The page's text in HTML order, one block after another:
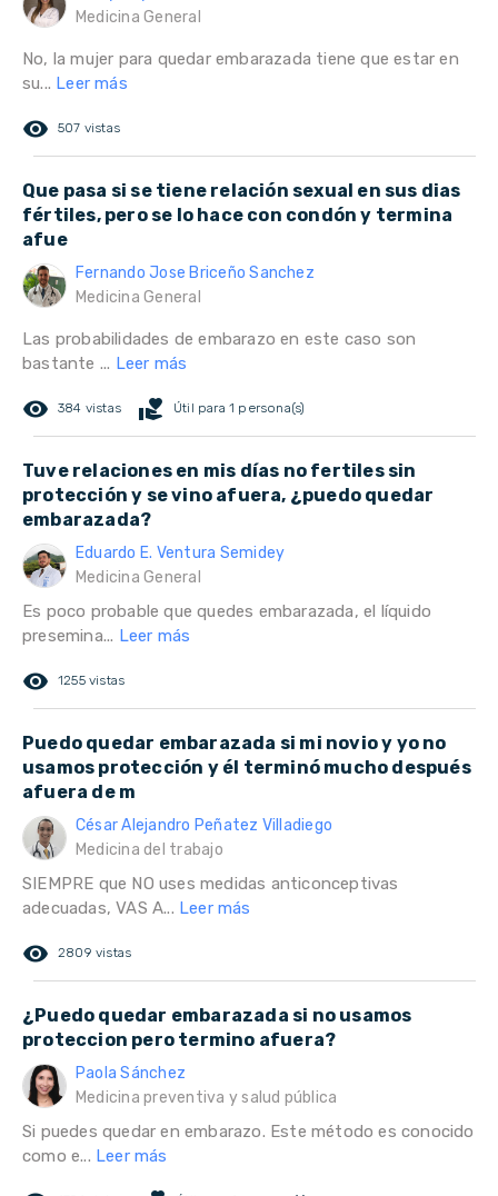
Medicina General
No, la mujer para quedar embarazada tiene que estar en
su... Leer más
remove_red_eye 507 vistas
Que pasa si se tiene relación sexual en sus dias
fértiles, pero se lo hace con condón y termina
afue
Fernando Jose Briceño Sanchez
Medicina General
Las probabilidades de embarazo en este caso son
bastante ... Leer más
remove_red_eye 384 vistas volunteer_activism Útil para 1 persona(s)
Tuve relaciones en mis días no fertiles sin
protección y se vino afuera, ¿puedo quedar
embarazada?
Eduardo E. Ventura Semidey
Medicina General
Es poco probable que quedes embarazada, el líquido
presemina... Leer más
remove_red_eye 1255 vistas
Puedo quedar embarazada si mi novio y yo no
usamos protección y él terminó mucho después
afuera de m
César Alejandro Peñatez Villadiego
Medicina del trabajo
SIEMPRE que NO uses medidas anticonceptivas
adecuadas, VAS A... Leer más
remove_red_eye 2809 vistas
¿Puedo quedar embarazada si no usamos
proteccion pero termino afuera?
Paola Sánchez
Medicina preventiva y salud pública
Si puedes quedar en embarazo. Este método es conocido
como e... Leer más